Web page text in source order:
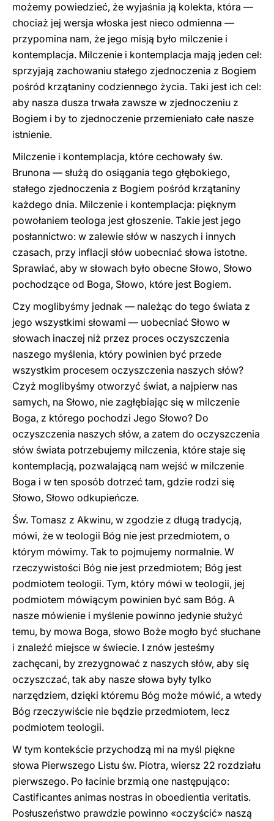
możemy powiedzieć, że wyjaśnia ją kolekta, która —
chociaż jej wersja włoska jest nieco odmienna —
przypomina nam, że jego misją było milczenie i
kontemplacja. Milczenie i kontemplacja mają jeden cel:
sprzyjają zachowaniu stałego zjednoczenia z Bogiem
pośród krzątaniny codziennego życia. Taki jest ich cel:
aby nasza dusza trwała zawsze w zjednoczeniu z
Bogiem i by to zjednoczenie przemieniało całe nasze
istnienie.
Milczenie i kontemplacja, które cechowały św.
Brunona — służą do osiągania tego głębokiego,
stałego zjednoczenia z Bogiem pośród krzątaniny
każdego dnia. Milczenie i kontemplacja: pięknym
powołaniem teologa jest głoszenie. Takie jest jego
posłannictwo: w zalewie słów w naszych i innych
czasach, przy inflacji słów uobecniać słowa istotne.
Sprawiać, aby w słowach było obecne Słowo, Słowo
pochodzące od Boga, Słowo, które jest Bogiem.
Czy moglibyśmy jednak — należąc do tego świata z
jego wszystkimi słowami — uobecniać Słowo w
słowach inaczej niż przez proces oczyszczenia
naszego myślenia, który powinien być przede
wszystkim procesem oczyszczenia naszych słów?
Czyż moglibyśmy otworzyć świat, a najpierw nas
samych, na Słowo, nie zagłębiając się w milczenie
Boga, z którego pochodzi Jego Słowo? Do
oczyszczenia naszych słów, a zatem do oczyszczenia
słów świata potrzebujemy milczenia, które staje się
kontemplacją, pozwalającą nam wejść w milczenie
Boga i w ten sposób dotrzeć tam, gdzie rodzi się
Słowo, Słowo odkupieńcze.
Św. Tomasz z Akwinu, w zgodzie z długą tradycją,
mówi, że w teologii Bóg nie jest przedmiotem, o
którym mówimy. Tak to pojmujemy normalnie. W
rzeczywistości Bóg nie jest przedmiotem; Bóg jest
podmiotem teologii. Tym, który mówi w teologii, jej
podmiotem mówiącym powinien być sam Bóg. A
nasze mówienie i myślenie powinno jedynie służyć
temu, by mowa Boga, słowo Boże mogło być słuchane
i znaleźć miejsce w świecie. I znów jesteśmy
zachęcani, by zrezygnować z naszych słów, aby się
oczyszczać, tak aby nasze słowa były tylko
narzędziem, dzięki któremu Bóg może mówić, a wtedy
Bóg rzeczywiście nie będzie przedmiotem, lecz
podmiotem teologii.
W tym kontekście przychodzą mi na myśl piękne
słowa Pierwszego Listu św. Piotra, wiersz 22 rozdziału
pierwszego. Po łacinie brzmią one następująco:
Castificantes animas nostras in oboedientia veritatis.
Posłuszeństwo prawdzie powinno «oczyścić» naszą